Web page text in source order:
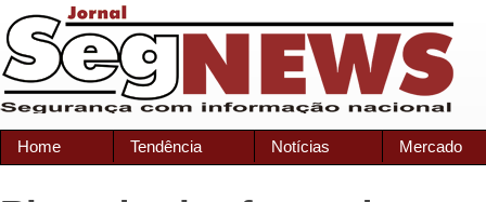
Home Tendência Notícias Mercado